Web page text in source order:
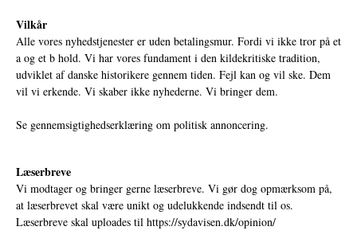
Vilkår
Alle vores nyhedstjenester er uden betalingsmur. Fordi vi ikke tror på et
a og et b hold. Vi har vores fundament i den kildekritiske tradition,
udviklet af danske historikere gennem tiden. Fejl kan og vil ske. Dem
vil vi erkende. Vi skaber ikke nyhederne. Vi bringer dem.
Se gennemsigtighedserklæring om politisk annoncering.
Læserbreve
Vi modtager og bringer gerne læserbreve. Vi gør dog opmærksom på,
at læserbrevet skal være unikt og udelukkende indsendt til os.
Læserbreve skal uploades til https://sydavisen.dk/opinion/